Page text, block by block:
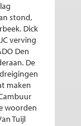
stond,
Dick
verving
Den
De
maken
woorden
Tuijl